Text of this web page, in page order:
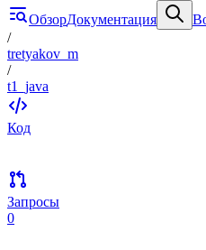
ОбзорДокументация
/
tretyakov_m
/
t1_java
Код
Запросы
0